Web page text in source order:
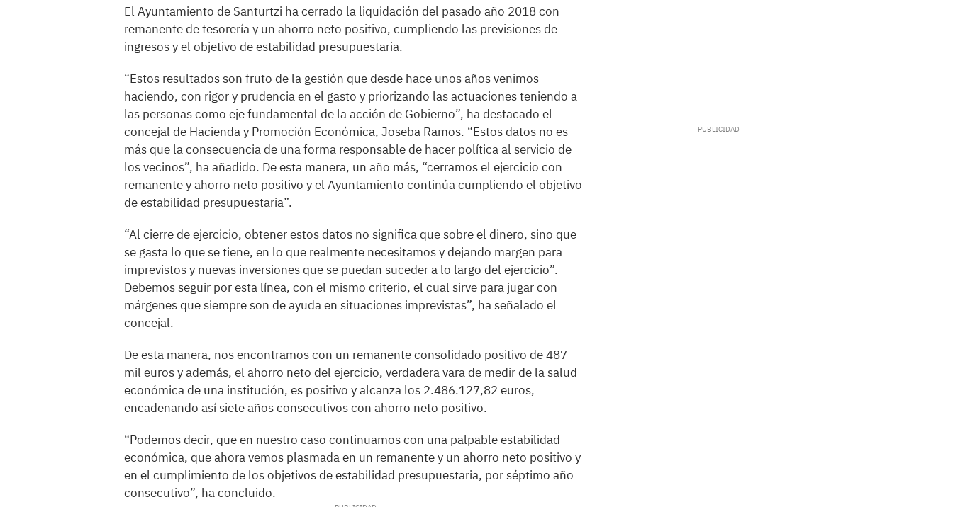
El Ayuntamiento de Santurtzi ha cerrado la liquidación del pasado año 2018 con
remanente de tesorería y un ahorro neto positivo, cumpliendo las previsiones de
ingresos y el objetivo de estabilidad presupuestaria.
“Estos resultados son fruto de la gestión que desde hace unos años venimos
haciendo, con rigor y prudencia en el gasto y priorizando las actuaciones teniendo a
las personas como eje fundamental de la acción de Gobierno”, ha destacado el
concejal de Hacienda y Promoción Económica, Joseba Ramos. “Estos datos no es
más que la consecuencia de una forma responsable de hacer política al servicio de
los vecinos”, ha añadido. De esta manera, un año más, “cerramos el ejercicio con
remanente y ahorro neto positivo y el Ayuntamiento continúa cumpliendo el objetivo
de estabilidad presupuestaria”.
“Al cierre de ejercicio, obtener estos datos no significa que sobre el dinero, sino que
se gasta lo que se tiene, en lo que realmente necesitamos y dejando margen para
imprevistos y nuevas inversiones que se puedan suceder a lo largo del ejercicio”.
Debemos seguir por esta línea, con el mismo criterio, el cual sirve para jugar con
márgenes que siempre son de ayuda en situaciones imprevistas”, ha señalado el
concejal.
De esta manera, nos encontramos con un remanente consolidado positivo de 487
mil euros y además, el ahorro neto del ejercicio, verdadera vara de medir de la salud
económica de una institución, es positivo y alcanza los 2.486.127,82 euros,
encadenando así siete años consecutivos con ahorro neto positivo.
“Podemos decir, que en nuestro caso continuamos con una palpable estabilidad
económica, que ahora vemos plasmada en un remanente y un ahorro neto positivo y
en el cumplimiento de los objetivos de estabilidad presupuestaria, por séptimo año
consecutivo”, ha concluido.